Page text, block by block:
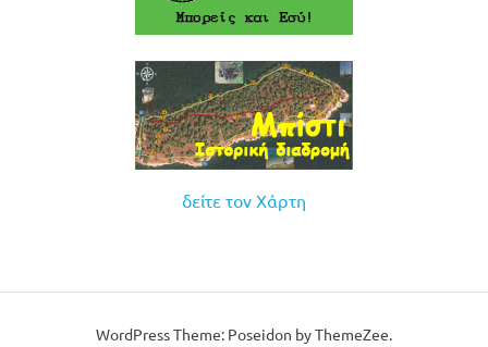
δείτε τον Χάρτη
WordPress Theme: Poseidon by ThemeZee.